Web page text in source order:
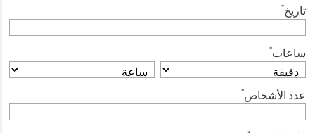
تاريخ*
ساعات*
عدد الأشخاص*